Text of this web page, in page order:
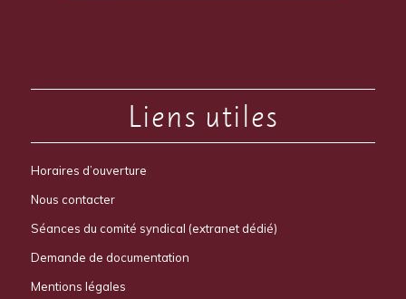
Liens utiles
Horaires d’ouverture
Nous contacter
Séances du comité syndical (extranet dédié)
Demande de documentation
Mentions légales